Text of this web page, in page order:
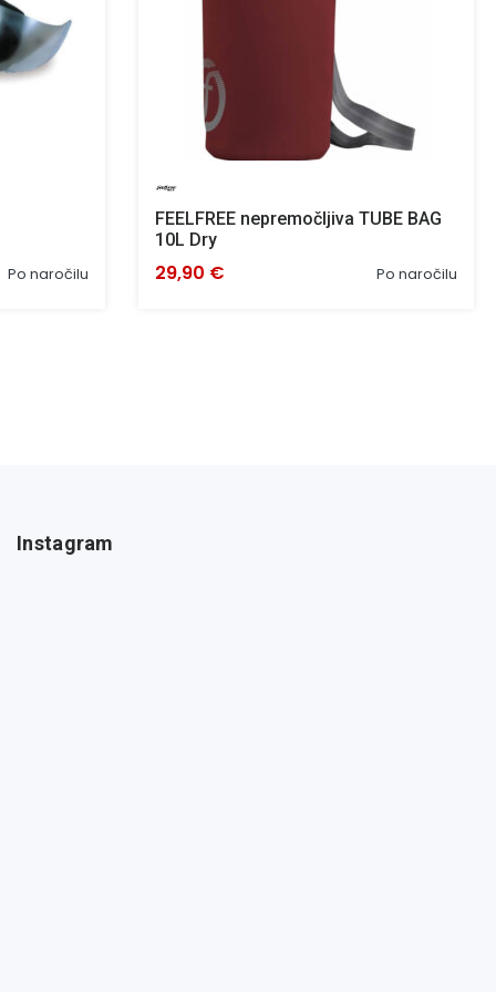
Po naročilu
FEELFREE nepremočljiva TUBE BAG
10L Dry
Po naročilu
29,90 €
Instagram